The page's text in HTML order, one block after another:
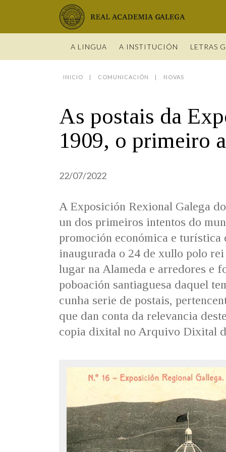
Real Academia Galega
A LINGUA
Real Academia Galega
ESTATUS
LIGAZÓNS
A INSTITUCIÓN
Pleno da RAG
LETRAS
Begoña Caamaño
OBRAS
NOVAS
VÍDEOS
Guía de apelidos galegos
GUÍA DE
NOMES
INICIO COMUNICACIÓN NOVAS
As postais da
1909, o primeiro
22/07/2022
A Exposición Rexional Galega
un dos primeiros intentos do
promoción económica e turística
inaugurada o 24 de xullo polo
lugar na Alameda e arredores e
poboación santiaguesa daquel
cunha serie de postais,
que dan conta da relevancia
copia dixital no Arquivo Dixital